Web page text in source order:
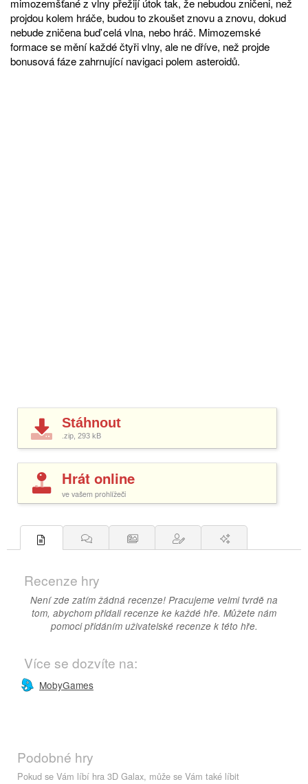
mimozemšťané z vlny přežijí útok tak, že nebudou zničeni, než
projdou kolem hráče, budou to zkoušet znovu a znovu, dokud
nebude zničena buď celá vlna, nebo hráč. Mimozemské
formace se mění každé čtyři vlny, ale ne dříve, než projde
bonusová fáze zahrnující navigaci polem asteroidů.
Stáhnout
.zip, 293 kB
Hrát online
ve vašem prohlížeči
Recenze hry
Není zde zatím žádná recenze! Pracujeme velmi tvrdě na
tom, abychom přidali recenze ke každé hře. Můžete nám
pomoci přidáním uživatelské recenze k této hře.
Více se dozvíte na:
MobyGames
Podobné hry
Pokud se Vám líbí hra 3D Galax, může se Vám také líbit